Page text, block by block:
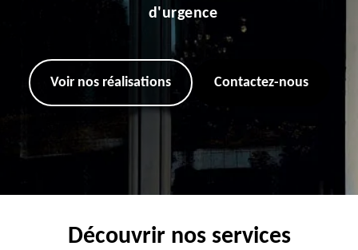
d'urgence
Voir nos réalisations Contactez-nous
Découvrir nos services